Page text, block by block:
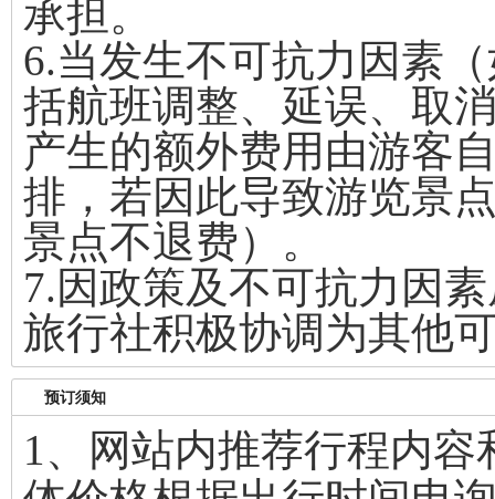
承担。
6.当发生不可抗力因素
括航班调整、延误、取
产生的额外费用由游客
排，若因此导致游览景
景点不退费）。
7.因政策及不可抗力因
旅行社积极协调为其他
预订须知
1、网站内推荐行程内